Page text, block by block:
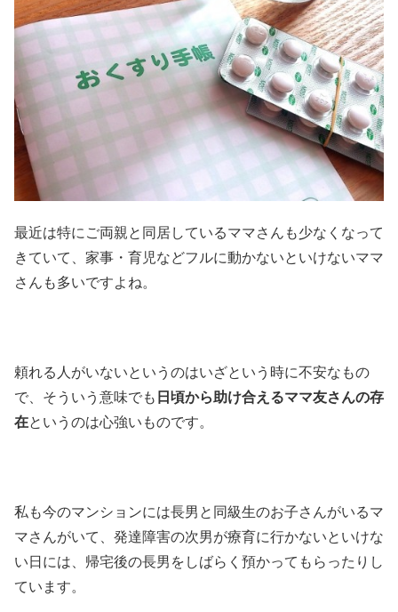
最近は特にご両親と同居しているママさんも少なくなって
きていて、家事・育児などフルに動かないといけないママ
さんも多いですよね。
頼れる人がいないというのはいざという時に不安なもの
で、そういう意味でも 日頃から助け合えるママ友さんの存
在というのは心強いものです。
私も今のマンションには長男と同級生のお子さんがいるマ
マさんがいて、発達障害の次男が療育に行かないといけな
い日には、帰宅後の長男をしばらく預かってもらったりし
ています。